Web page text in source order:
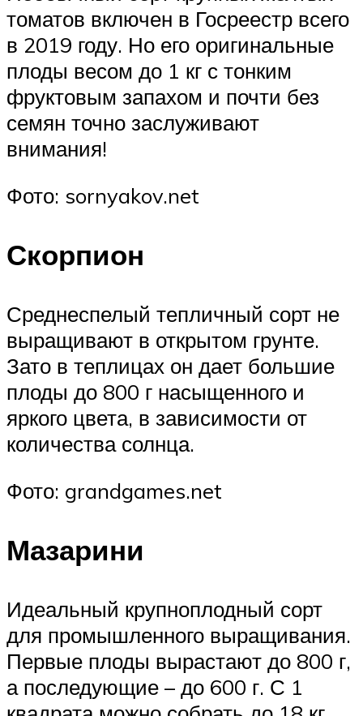
томатов включен в Госреестр всего
в 2019 году. Но его оригинальные
плоды весом до 1 кг с тонким
фруктовым запахом и почти без
семян точно заслуживают
внимания!
Фото: sornyakov.net
Скорпион
Среднеспелый тепличный сорт не
выращивают в открытом грунте.
Зато в теплицах он дает большие
плоды до 800 г насыщенного и
яркого цвета, в зависимости от
количества солнца.
Фото: grandgames.net
Мазарини
Идеальный крупноплодный сорт
для промышленного выращивания.
Первые плоды вырастают до 800 г,
а последующие – до 600 г. С 1